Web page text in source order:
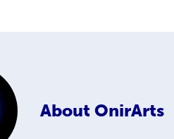
About OnirArts